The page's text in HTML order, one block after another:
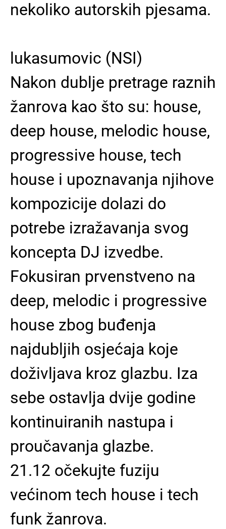
nekoliko autorskih pjesama.
lukasumovic (NSI)
Nakon dublje pretrage raznih
žanrova kao što su: house,
deep house, melodic house,
progressive house, tech
house i upoznavanja njihove
kompozicije dolazi do
potrebe izražavanja svog
koncepta DJ izvedbe.
Fokusiran prvenstveno na
deep, melodic i progressive
house zbog buđenja
najdubljih osjećaja koje
doživljava kroz glazbu. Iza
sebe ostavlja dvije godine
kontinuiranih nastupa i
proučavanja glazbe.
21.12 očekujte fuziju
većinom tech house i tech
funk žanrova.